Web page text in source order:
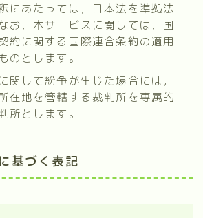
にあたっては，日本法を準拠法
お，本サービスに関しては，国
約に関する国際連合条約の適用
のとします。
関して紛争が生じた場合には，
在地を管轄する裁判所を専属的
所とします。
基づく表記